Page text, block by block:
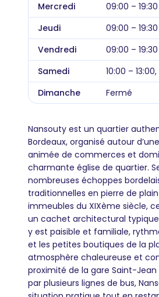
Mercredi
09:00 – 19:30
Jeudi
09:00 – 19:30
Vendredi
09:00 – 19:30
Samedi
10:00 –
Dimanche
Fermé
Nansouty est un quartier
Bordeaux, organisé autour
animée de commerces et
charmante église de quartier.
nombreuses échoppes
traditionnelles en pierre de
immeubles du XIXème siècle,
un cachet architectural
y est paisible et familiale,
et les petites boutiques de la
atmosphère chaleureuse et
proximité de la gare Saint-Jean
par plusieurs lignes de bus,